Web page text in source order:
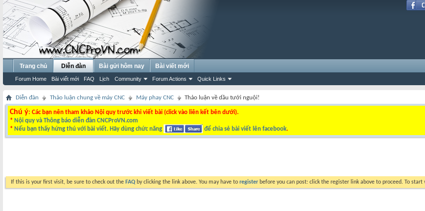
Trang chủ Diễn đàn
Forum Home Bài viết mới FAQ Lịch Community Forum Actions Quick Links
Bài gửi hôm nay Bài viết mới
Diễn đàn Thảo luận chung về máy CNC Máy phay CNC Thảo luận về dầu tưới nguội!
Chú ý: Các bạn nên tham khảo Nội quy trước khi viết bài (click vào liên kết bên dưới).
* Nội quy và Thông báo diễn đàn CNCProVN.com
* Nếu bạn thấy hứng thú với bài viết. Hãy dùng chức năng để chia sẻ bài viết lên facebook.
If this is your first visit, be sure to check out the FAQ by clicking the link above. You may have to register before you can post: click the register link above to proceed. To